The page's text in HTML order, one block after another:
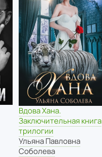
Вдова Хана.
Заключительная книга
трилогии
Ульяна Павловна
Соболева